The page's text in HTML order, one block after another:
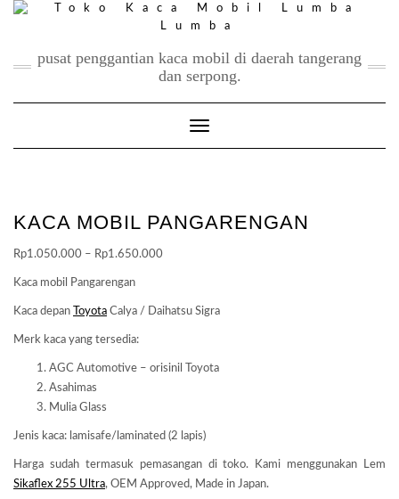
Skip
pusat penggantian kaca mobil di daerah tangerang
dan serpong.
Toggle Navigation
KACA MOBIL PANGARENGAN
Rp1.050.000 – Rp1.650.000
through
Kaca mobil Pangarengan
Kaca depan Toyota Calya / Daihatsu Sigra
Merk kaca yang tersedia:
AGC Automotive – orisinil Toyota
Asahimas
Mulia Glass
Jenis kaca: lamisafe/laminated (2 lapis)
Harga sudah termasuk pemasangan di toko. Kami menggunakan Lem
Sikaflex 255 Ultra, OEM Approved, Made in Japan.